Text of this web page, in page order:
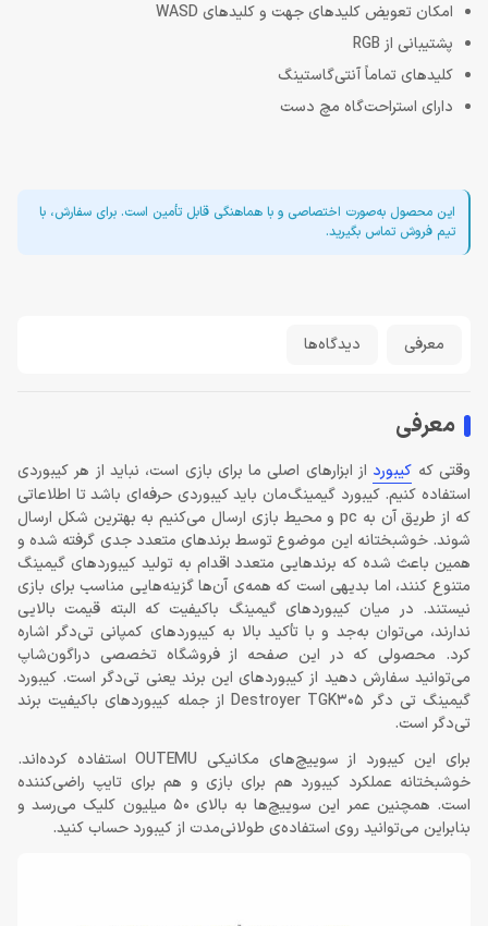
امکان تعویض کلیدهای جهت و کلیدهای WASD
پشتیبانی از RGB
کلیدهای تماماً آنتی‌گاستینگ
دارای استراحت‌گاه مچ دست
این محصول به‌صورت اختصاصی و با هماهنگی قابل تأمین است. برای سفارش، با
تیم فروش تماس بگیرید.
معرفی دیدگاه‌ها
معرفی
وقتی که کیبورد از ابزارهای اصلی ما برای بازی است، نباید از هر کیبوردی
استفاده کنیم. کیبورد گیمینگ‌مان باید کیبوردی حرفه‌ای باشد تا اطلاعاتی
که از طریق آن به pc و محیط بازی ارسال می‌کنیم به بهترین شکل ارسال
شوند. خوشبختانه این موضوع توسط برندهای متعدد جدی گرفته شده و
همین باعث شده که برندهایی متعدد اقدام به تولید کیبوردهای گیمینگ
متنوع کنند، اما بدیهی است که همه‌ی آن‌ها گزینه‌هایی مناسب برای بازی
نیستند. در میان کیبوردهای گیمینگ باکیفیت که البته قیمت بالایی
ندارند، می‌توان به‌جد و با تأکید بالا به کیبوردهای کمپانی تی‌دگر اشاره
کرد. محصولی که در این صفحه از فروشگاه تخصصی دراگون‌شاپ
می‌توانید سفارش دهید از کیبوردهای این برند یعنی تی‌دگر است. کیبورد
گیمینگ تی دگر Destroyer TGK305 از جمله کیبوردهای باکیفیت برند
تی‌دگر است.
برای این کیبورد از سوییچ‌های مکانیکی OUTEMU استفاده کرده‌اند.
خوشبختانه عملکرد کیبورد هم برای بازی و هم برای تایپ راضی‌کننده
است. همچنین عمر این سوییچ‌ها به بالای 50 میلیون کلیک می‌رسد و
بنابراین می‌توانید روی استفاده‌ی طولانی‌مدت از کیبورد حساب کنید.